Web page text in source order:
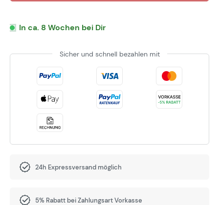
In ca. 8 Wochen bei Dir
Sicher und schnell bezahlen mit
24h Expressversand möglich
5% Rabatt bei Zahlungsart Vorkasse